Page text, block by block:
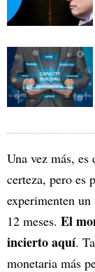
Una vez más,
certeza, pero es
experimenten
12 meses. El
incierto aquí.
monetaria más